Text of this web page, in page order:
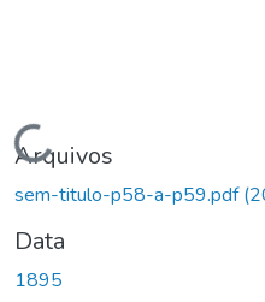
Carregando...
Arquivos
sem-titulo-p58-a-p59.pdf
Data
1895